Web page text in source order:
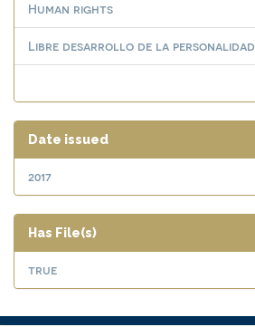
Human rights
Libre desarrollo de la personalidad
Date issued
2017
Has File(s)
true